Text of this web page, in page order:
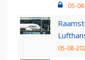
05-
05-08-